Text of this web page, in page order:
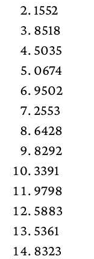
1552
8518
5035
0674
9502
2553
6428
8292
3391
9798
5883
5361
8323